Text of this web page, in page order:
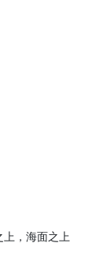
，海面之上